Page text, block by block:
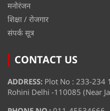
मनोरंजन
शिक्षा / रोजगार
संपर्क सूत्र
CONTACT US
ADDRESS: Plot No : 233-234
Rohini Delhi -110085 (Near